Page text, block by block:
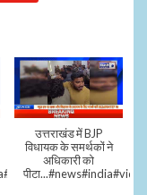
उत्तराखंड में BJP
विधायक के समर्थकों ने
अधिकारी को